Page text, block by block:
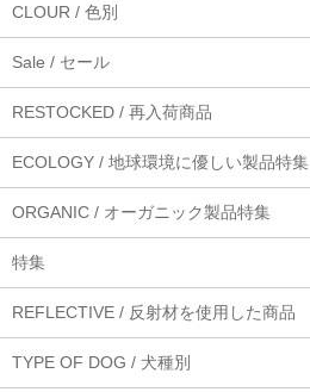
CLOUR / 色別
Sale / セール
RESTOCKED / 再入荷商品
ECOLOGY / 地球環境に優しい製品特集
ORGANIC / オーガニック製品特集
特集
REFLECTIVE / 反射材を使用した商品
TYPE OF DOG / 犬種別